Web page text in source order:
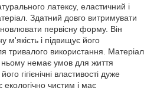
латексу, еластичний і
Здатний довго витримувати
первісну форму. Він
і підвищує його
тривалого використання. Матеріал
немає умов для життя
гігієнічні властивості дуже
чистим і має